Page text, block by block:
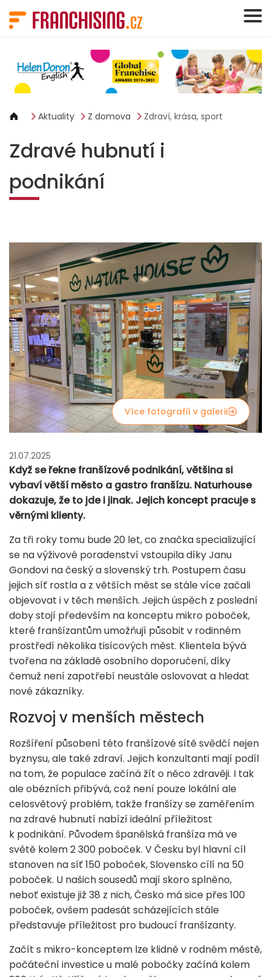
Aktuality Z domova Zdraví, krása, sport
Zdravé hubnutí i
podnikání
Více fotografií v galerii
21.07.2025
Když se řekne franšízové podnikání, většina si
vybaví větší město a gastro franšízu. Naturhouse
dokazuje, že to jde i jinak. Jejich koncept pracuje s
věrnými klienty.
Za tři roky tomu bude 20 let, co značka specializující
se na výživové poradenství vstoupila díky Janu
Gondovi na český a slovenský trh. Postupem času
jejich síť rostla a z větších měst se stále více začali
objevovat i v těch menších. Jejich úspěch z poslední
doby stojí především na konceptu mikro poboček,
které franšízantům umožňují působit v rodinném
prostředí několika tisícových měst. Klientela bývá
tvořena na základě osobního doporučení, díky
čemuž není zapotřebí neustále oslovovat a hledat
nové zákazníky.
Rozvoj v menších městech
Rozšíření působení této franšízové sítě svědčí nejen
byznysu, ale také zdraví. Jejich konzultanti mají podíl
na tom, že populace začíná žít o něco zdravěji. I tak
ale obézních přibývá, což není pouze lokální ale
celosvětový problém, takže franšízy se zaměřením
na zdravé hubnutí nabízí ideální příležitost
k podnikání. Původem španělská franšíza má ve
světě kolem 2 300 poboček. V Česku byl hlavní cíl
stanoven na síť 150 poboček, Slovensko cílí na 50
poboček. U našich sousedů mají skoro splněno,
neboť existuje již 38 z nich, Česko má sice přes 100
poboček, ovšem padesát scházejících stále
představuje příležitost pro budoucí franšízanty.
Začít s mikro-konceptem lze klidně v rodném městě,
počáteční investice u malé pobočky začíná kolem